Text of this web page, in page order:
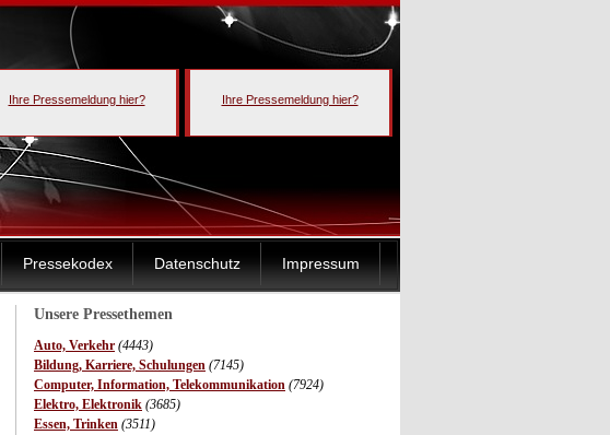
Ihre Pressemeldung hier? Ihre Pressemeldung hier?
Pressekodex Datenschutz Impressum
Unsere Pressethemen
Auto, Verkehr (4443)
Bildung, Karriere, Schulungen (7145)
Computer, Information, Telekommunikation (7924)
Elektro, Elektronik (3685)
Essen, Trinken (3511)